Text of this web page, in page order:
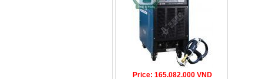
Price: 165.082.000 VND